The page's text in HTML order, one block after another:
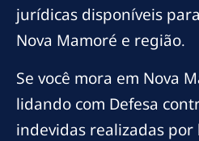
jurídicas disponíveis
Nova Mamoré e região.
Se você mora em Nova
lidando com Defesa
indevidas realizadas por